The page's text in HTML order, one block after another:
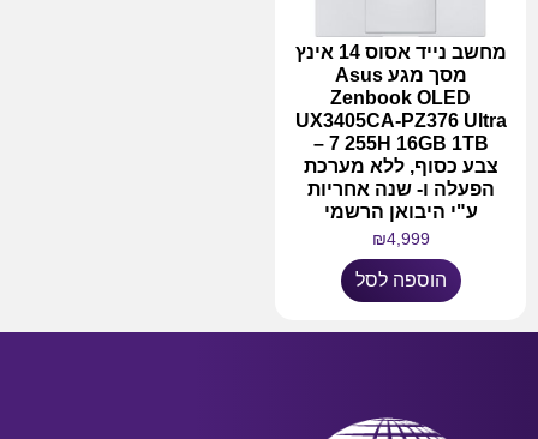
מחשב נייד אסוס 14 אינץ
מסך מגע Asus
Zenbook OLED
UX3405CA-PZ376 Ultra
7 255H 16GB 1TB –
צבע כסוף, ללא מערכת
הפעלה ו- שנה אחריות
ע"י היבואן הרשמי
₪4,999
הוספה לסל